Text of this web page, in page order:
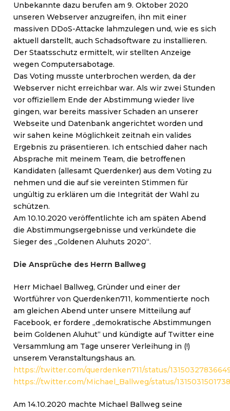
Unbekannte dazu berufen am 9. Oktober 2020
unseren Webserver anzugreifen, ihn mit einer
massiven DDoS-Attacke lahmzulegen und, wie es sich
aktuell darstellt, auch Schadsoftware zu installieren.
Der Staatsschutz ermittelt, wir stellten Anzeige
wegen Computersabotage.
Das Voting musste unterbrochen werden, da der
Webserver nicht erreichbar war. Als wir zwei Stunden
vor offiziellem Ende der Abstimmung wieder live
gingen, war bereits massiver Schaden an unserer
Webseite und Datenbank angerichtet worden und
wir sahen keine Möglichkeit zeitnah ein valides
Ergebnis zu präsentieren. Ich entschied daher nach
Absprache mit meinem Team, die betroffenen
Kandidaten (allesamt Querdenker) aus dem Voting zu
nehmen und die auf sie vereinten Stimmen für
ungültig zu erklären um die Integrität der Wahl zu
schützen.
Am 10.10.2020 veröffentlichte ich am späten Abend
die Abstimmungsergebnisse und verkündete die
Sieger des „Goldenen Aluhuts 2020“.
Die Ansprüche des Herrn Ballweg
Herr Michael Ballweg, Gründer und einer der
Wortführer von Querdenken711, kommentierte noch
am gleichen Abend unter unsere Mitteilung auf
Facebook, er fordere „demokratische Abstimmungen
beim Goldenen Aluhut“ und kündigte auf Twitter eine
Versammlung am Tage unserer Verleihung in (!)
unserem Veranstaltungshaus an.
https://twitter.com/querdenken711/status/
https://twitter.com/Michael_Ballweg/status/
Am 14.10.2020 machte Michael Ballweg seine